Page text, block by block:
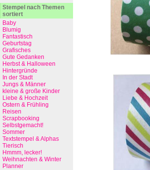
Stempel nach Themen
sortiert
Baby
Blumig
Fantastisch
Geburtstag
Grafisches
Gute Gedanken
Herbst & Halloween
Hintergründe
In der Stadt
Jungs & Männer
kleine & große Kinder
Liebe & Hochzeit
Ostern & Frühling
Reisen
Scrapbooking
Selbstgemacht!
Sommer
Textstempel & Alphas
Tierisch
Hmmm, lecker!
Weihnachten & Winter
Planner